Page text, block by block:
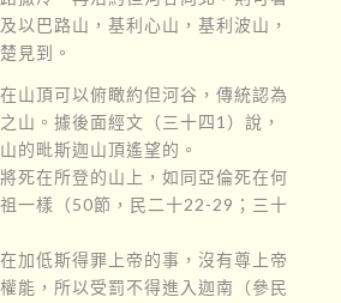
以巴路山，基利心山，基利波山，
見到。
山頂可以俯瞰約但河谷，傳統認為
山。據後面經文（三十四1）說，
的毗斯迦山頂遙望的。
死在所登的山上，如同亞倫死在何
一樣（50節，民二十22-29；三十
加低斯得罪上帝的事，沒有尊上帝
能，所以受罰不得進入迦南（參民